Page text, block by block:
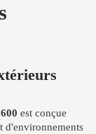
est conçue
d'environnements